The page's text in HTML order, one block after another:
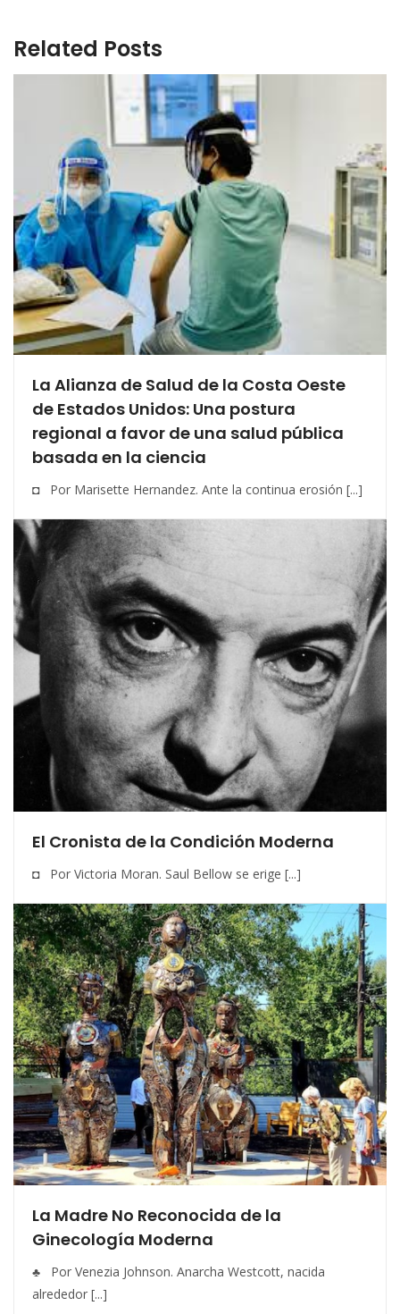
Related Posts
La Alianza de Salud de la Costa Oeste
de Estados Unidos: Una postura
regional a favor de una salud pública
basada en la ciencia
◘ Por Marisette Hernandez. Ante la continua erosión [...]
El Cronista de la Condición Moderna
◘ Por Victoria Moran. Saul Bellow se erige [...]
La Madre No Reconocida de la
Ginecología Moderna
♣ Por Venezia Johnson. Anarcha Westcott, nacida
alrededor [...]